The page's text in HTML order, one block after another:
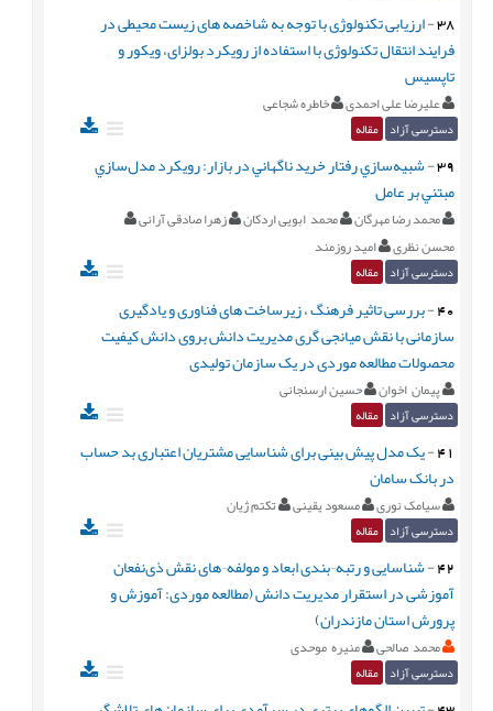
38
-ارزیابی تکنولوژی با توجه به شاخصه های زیست محیطی در
فرایند انتقال تکنولوژی با استفاده از رویکرد بولزای، ویکور و
تاپسیس
علیرضا علی احمدی خاطره شجاعی
دسترسی آزاد مقاله
39
-شبيه‌سازي رفتار خريد ناگهاني در بازار: رويکرد مدل‌سازي
مبتني بر عامل
محمد رضا مهرگان محمد ابویی اردکان
زهرا صادقی آرانی
محسن نظری
امید روزمند
دسترسی آزاد مقاله
40
-بررسی تاثیر فرهنگ ، زیرساخت های فناوری و یادگیری
سازمانی با نقش میانجی گری مدیریت دانش بروی دانش کیفیت
محصولات مطالعه موردی در یک سازمان تولیدی
پیمان اخوان حسین ارسنجانی
دسترسی آزاد مقاله
41
-یک مدل پیش بینی برای شناسایی مشتریان اعتباری بد حساب
در بانک سامان
سیامک نوری مسعود یقینی تکتم ژیان
دسترسی آزاد مقاله
42
-شناسایی و رتبه¬بندی ابعاد و مولفه¬های نقش ذی‌نفعان
آموزشی در استقرار مدیریت دانش (مطالعه موردی: آموزش و
پرورش استان مازندران)
محمد صالحی منیره موحدی
دسترسی آزاد مقاله